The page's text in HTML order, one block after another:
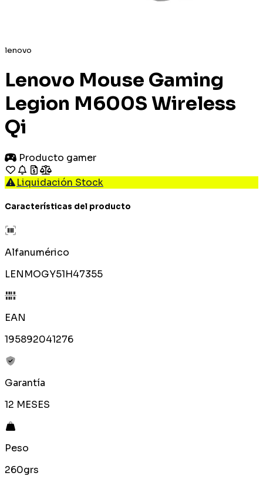
lenovo
Lenovo Mouse Gaming
Legion M600S Wireless
Qi
Producto gamer
Liquidación Stock
Características del producto
Alfanumérico
LENMOGY51H47355
EAN
195892041276
Garantía
12 MESES
Peso
260grs